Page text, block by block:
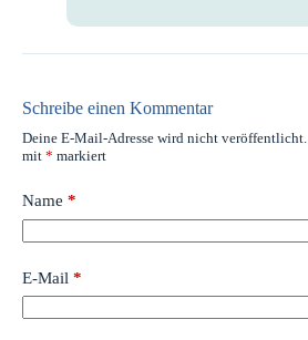
Schreibe einen Kommentar
Deine E-Mail-Adresse wird nicht veröffentlicht.
mit * markiert
Name *
E-Mail *